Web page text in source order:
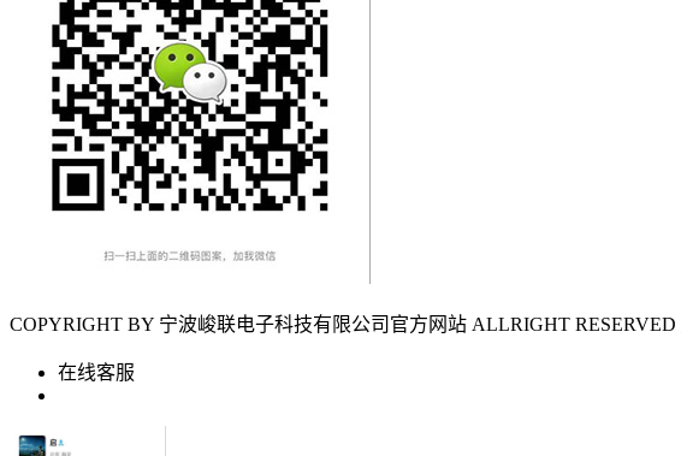
COPYRIGHT BY 宁波峻联电子科技有限公司官方网站 ALLRIGHT RESERVED
在线客服